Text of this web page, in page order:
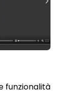
funzionalità